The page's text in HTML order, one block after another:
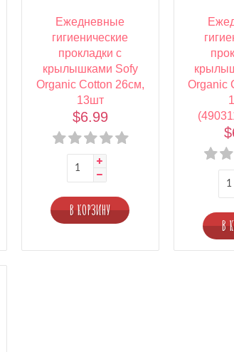
Ежедневные
гигиенические
прокладки с
крылышками Sofy
Organic Cotton 26см,
13шт
$6.99
В КОРЗИНУ
Organic
В